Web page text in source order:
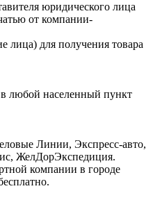
юридического лица
от компании-
лица) для получения товара
любой населенный пункт
Линии, Экспресс-авто,
ЖелДорЭкспедиция.
компании в городе